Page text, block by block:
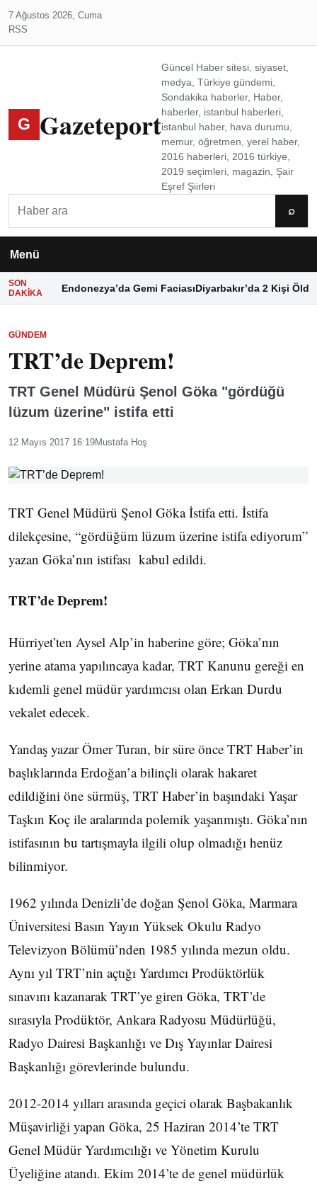
7 Ağustos 2026, Cuma
RSS
G Gazeteport
Güncel Haber sitesi, siyaset,
medya, Türkiye gündemi,
Sondakika haberler, Haber,
haberler, istanbul haberleri,
istanbul haber, hava durumu,
memur, öğretmen, yerel haber,
2016 haberleri, 2016 türkiye,
2019 seçimleri, magazin, Şair
Eşref Şiirleri
⌕
Menü
SON
DAKIKA
Endonezya’da Gemi FaciasıDiyarbakır’da 2 Kişi Öldü
GÜNDEM
TRT’de Deprem!
TRT Genel Müdürü Şenol Göka "gördüğü
lüzum üzerine" istifa etti
12 Mayıs 2017 16:19Mustafa Hoş
TRT Genel Müdürü Şenol Göka İstifa etti. İstifa
dilekçesine, “gördüğüm lüzum üzerine istifa ediyorum”
yazan Göka’nın istifası kabul edildi.
TRT’de Deprem!
Hürriyet’ten Aysel Alp’in haberine göre; Göka’nın
yerine atama yapılıncaya kadar, TRT Kanunu gereği en
kıdemli genel müdür yardımcısı olan Erkan Durdu
vekalet edecek.
Yandaş yazar Ömer Turan, bir süre önce TRT Haber’in
başlıklarında Erdoğan’a bilinçli olarak hakaret
edildiğini öne sürmüş, TRT Haber’in başındaki Yaşar
Taşkın Koç ile aralarında polemik yaşanmıştı. Göka’nın
istifasının bu tartışmayla ilgili olup olmadığı henüz
bilinmiyor.
1962 yılında Denizli’de doğan Şenol Göka, Marmara
Üniversitesi Basın Yayın Yüksek Okulu Radyo
Televizyon Bölümü’nden 1985 yılında mezun oldu.
Aynı yıl TRT’nin açtığı Yardımcı Prodüktörlük
sınavını kazanarak TRT’ye giren Göka, TRT’de
sırasıyla Prodüktör, Ankara Radyosu Müdürlüğü,
Radyo Dairesi Başkanlığı ve Dış Yayınlar Dairesi
Başkanlığı görevlerinde bulundu.
2012-2014 yılları arasında geçici olarak Başbakanlık
Müşavirliği yapan Göka, 25 Haziran 2014’te TRT
Genel Müdür Yardımcılığı ve Yönetim Kurulu
Üyeliğine atandı. Ekim 2014’te de genel müdürlük